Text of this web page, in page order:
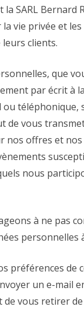
la SARL Bernard
vie privée et les
clients.
que
par écrit à
ou téléphonique,
de vous
nos offres et
nous
à ne pas
personnelles
préférences de
un e-mail
vous retirer de